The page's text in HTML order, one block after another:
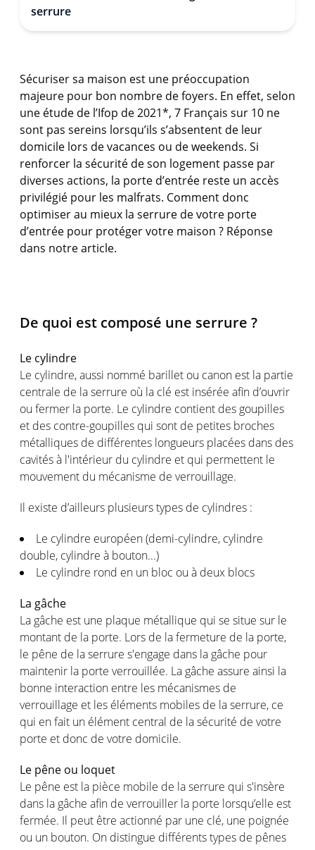
serrure
Sécuriser sa maison est une préoccupation
majeure pour bon nombre de foyers. En effet, selon
une étude de l’Ifop de 2021*, 7 Français sur 10 ne
sont pas sereins lorsqu’ils s’absentent de leur
domicile lors de vacances ou de weekends. Si
renforcer la sécurité de son logement passe par
diverses actions, la porte d’entrée reste un accès
privilégié pour les malfrats. Comment donc
optimiser au mieux la serrure de votre porte
d’entrée pour protéger votre maison ? Réponse
dans notre article.
De quoi est composé une serrure ?
Le cylindre
Le cylindre, aussi nommé barillet ou canon est la partie
centrale de la serrure où la clé est insérée afin d’ouvrir
ou fermer la porte. Le cylindre contient des goupilles
et des contre-goupilles qui sont de petites broches
métalliques de différentes longueurs placées dans des
cavités à l'intérieur du cylindre et qui permettent le
mouvement du mécanisme de verrouillage.
Il existe d’ailleurs plusieurs types de cylindres :
Le cylindre européen (demi-cylindre, cylindre
double, cylindre à bouton...)
Le cylindre rond en un bloc ou à deux blocs
La gâche
La gâche est une plaque métallique qui se situe sur le
montant de la porte. Lors de la fermeture de la porte,
le pêne de la serrure s'engage dans la gâche pour
maintenir la porte verrouillée. La gâche assure ainsi la
bonne interaction entre les mécanismes de
verrouillage et les éléments mobiles de la serrure, ce
qui en fait un élément central de la sécurité de votre
porte et donc de votre domicile.
Le pêne ou loquet
Le pêne est la pièce mobile de la serrure qui s'insère
dans la gâche afin de verrouiller la porte lorsqu’elle est
fermée. Il peut être actionné par une clé, une poignée
ou un bouton. On distingue différents types de pênes